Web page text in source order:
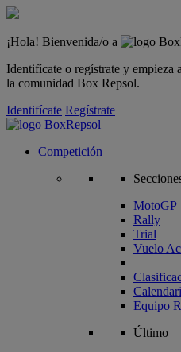
¡Hola! Bienvenida/o a
Identifícate o regístrate y empieza
la comunidad Box Repsol.
Identifícate Regístrate
Competición
MotoGP
Rally
Trial
Vuelo
Equipo
Último